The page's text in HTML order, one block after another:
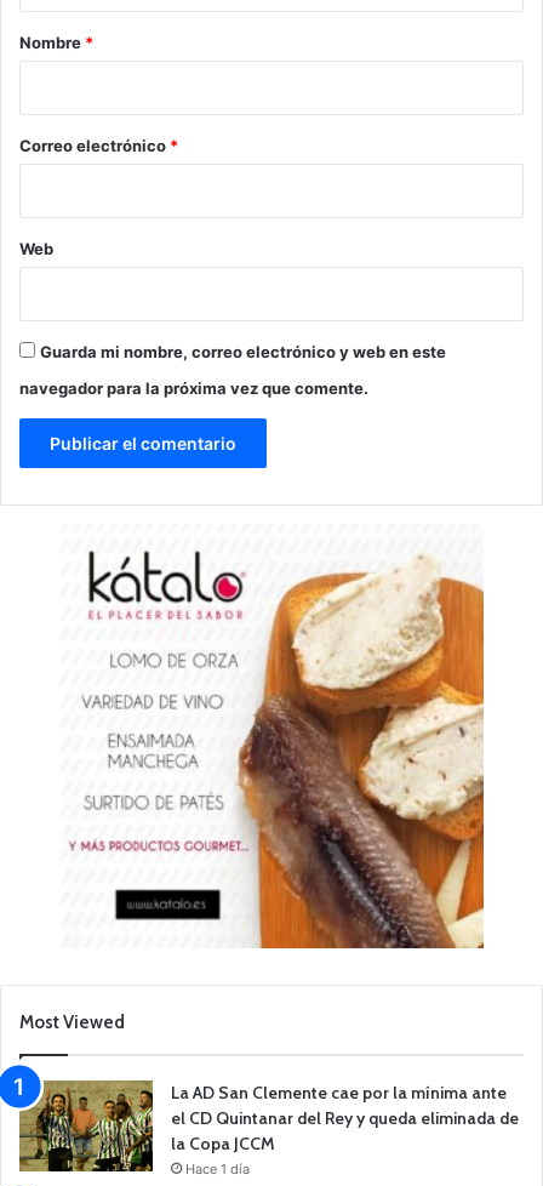
r
*
Nombre *
Correo electrónico *
Web
Guarda mi nombre, correo electrónico y web en este
navegador para la próxima vez que comente.
Most Viewed
La AD San Clemente cae por la mínima ante
el CD Quintanar del Rey y queda eliminada de
la Copa JCCM
Hace 1 día